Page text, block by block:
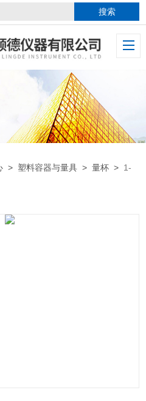
> 塑料容器与量具 >量杯 > 1-